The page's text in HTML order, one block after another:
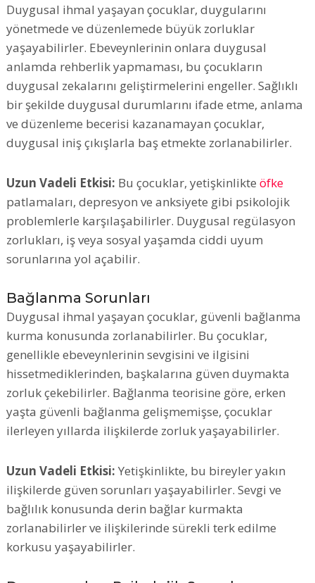
Duygusal ihmal yaşayan çocuklar, duygularını
yönetmede ve düzenlemede büyük zorluklar
yaşayabilirler. Ebeveynlerinin onlara duygusal
anlamda rehberlik yapmaması, bu çocukların
duygusal zekalarını geliştirmelerini engeller. Sağlıklı
bir şekilde duygusal durumlarını ifade etme, anlama
ve düzenleme becerisi kazanamayan çocuklar,
duygusal iniş çıkışlarla baş etmekte zorlanabilirler.
Uzun Vadeli Etkisi: Bu çocuklar, yetişkinlikteöfke
patlamaları, depresyon ve anksiyete gibi psikolojik
problemlerle karşılaşabilirler. Duygusal regülasyon
zorlukları, iş veya sosyal yaşamda ciddi uyum
sorunlarına yol açabilir.
Bağlanma Sorunları
Duygusal ihmal yaşayan çocuklar, güvenli bağlanma
kurma konusunda zorlanabilirler. Bu çocuklar,
genellikle ebeveynlerinin sevgisini ve ilgisini
hissetmediklerinden, başkalarına güven duymakta
zorluk çekebilirler. Bağlanma teorisine göre, erken
yaşta güvenli bağlanma gelişmemişse, çocuklar
ilerleyen yıllarda ilişkilerde zorluk yaşayabilirler.
Uzun Vadeli Etkisi: Yetişkinlikte, bu bireyler yakın
ilişkilerde güven sorunları yaşayabilirler. Sevgi ve
bağlılık konusunda derin bağlar kurmakta
zorlanabilirler ve ilişkilerinde sürekli terk edilme
korkusu yaşayabilirler.